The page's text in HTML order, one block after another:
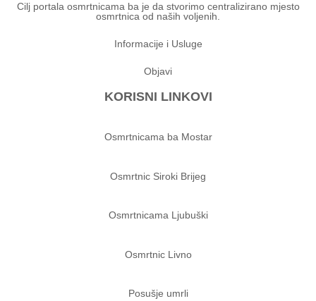
Cilj portala osmrtnicama ba je da stvorimo centralizirano mjesto
osmrtnica od naših voljenih.
Informacije i Usluge
Objavi
KORISNI LINKOVI
Osmrtnicama ba Mostar
Osmrtnic Siroki Brijeg
Osmrtnicama Ljubuški
Osmrtnic Livno
Posušje umrli